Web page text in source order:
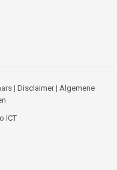
| Disclaimer| Algemene
ICT